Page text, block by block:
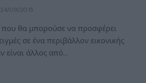
24/09/2015
που θα μπορούσε να προσφέρει
σε ένα περιβάλλον εικονικής
είναι άλλος από…